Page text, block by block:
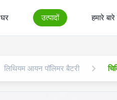
घर उत्पादों हमारे
लिथियम आयन पॉलिमर बैटरी